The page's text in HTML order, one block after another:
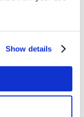
Show details